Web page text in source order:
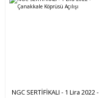
NGC SERTİFİKALI - 1 Lira 2022 -